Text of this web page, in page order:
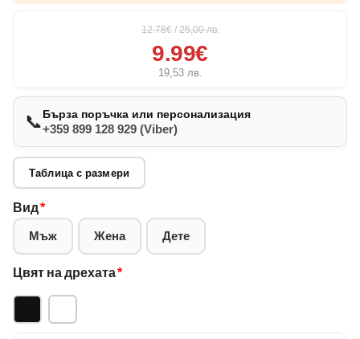
12.78€ / 25,00лв.
9.99€
19,53 лв.
📞Бърза поръчка или персонализация
+359 899 128 929 (Viber)
Таблица с размери
Вид*
Мъж Жена Дете
Цвят на дрехата*